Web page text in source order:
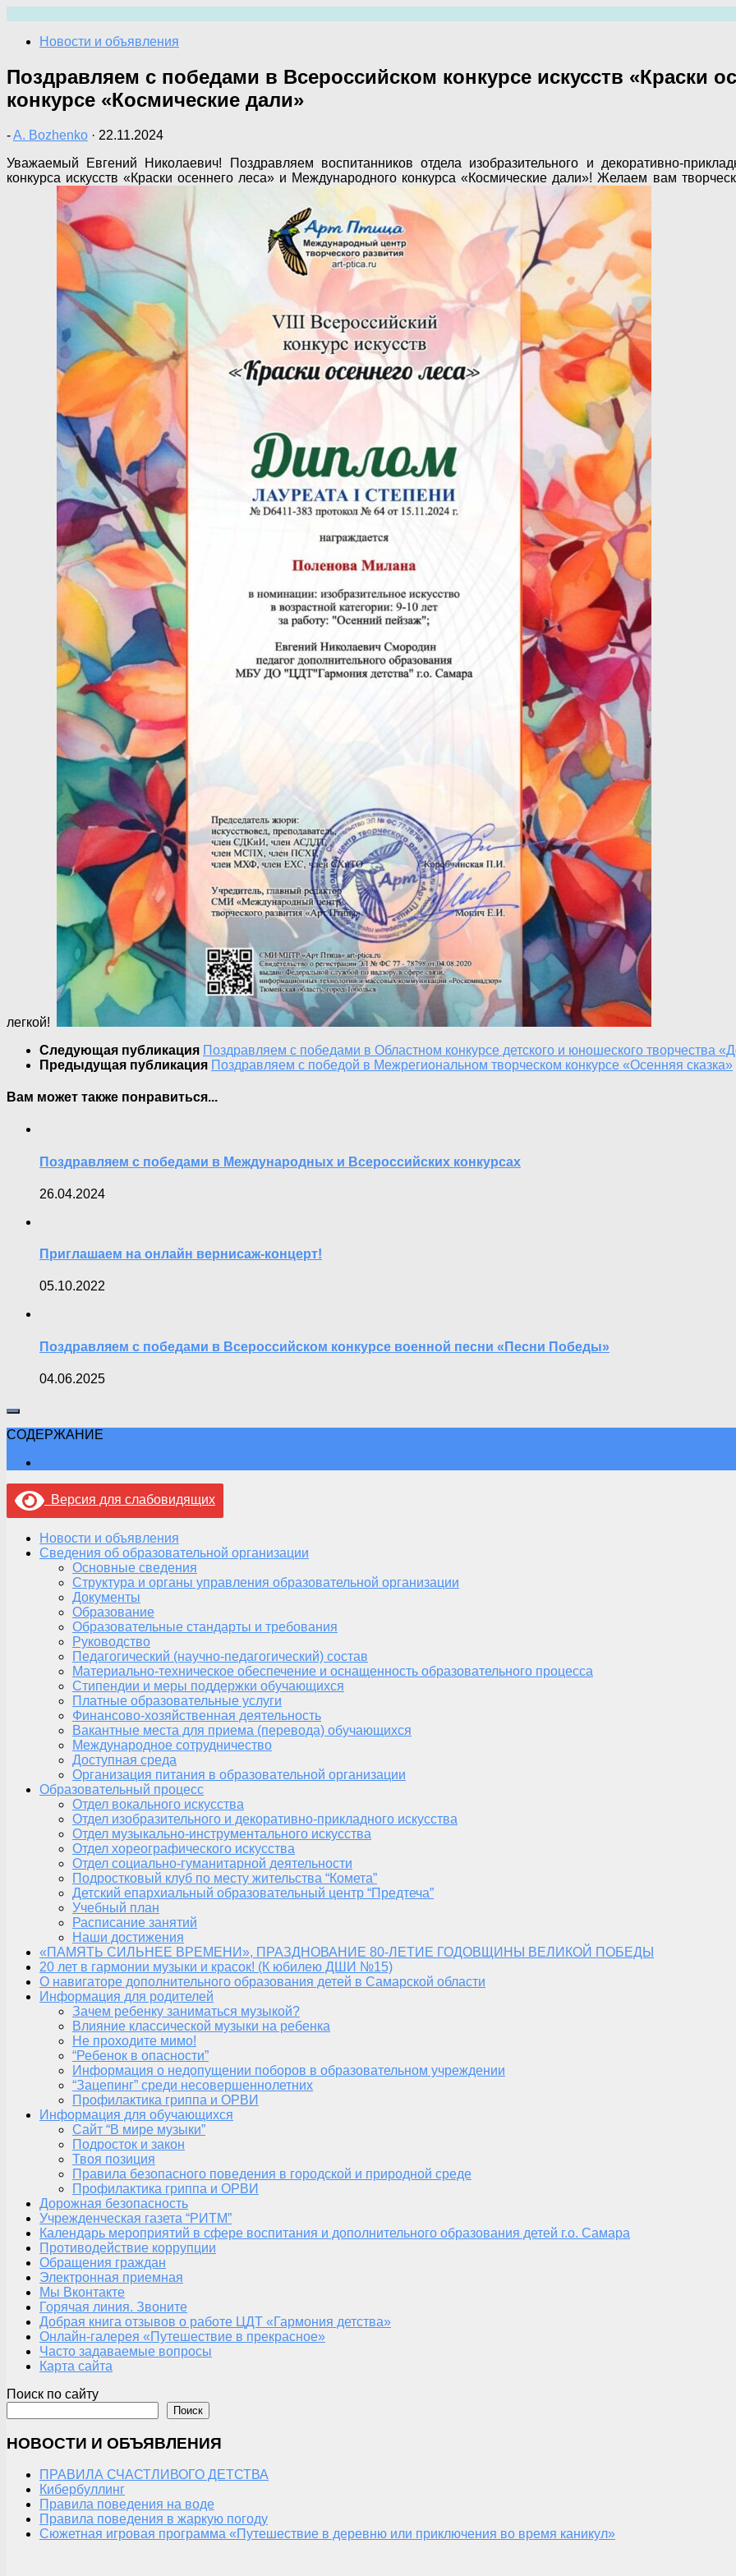
содержимому
Новости и объявления
Поздравляем с победами в Всероссийском конкурсе искусств «Краски
конкурсе «Космические дали»
-A. Bozhenko · 22.11.2024
Уважаемый Евгений Николаевич! Поздравляем воспитанников отдела изобразительного и декоративно-
конкурса искусств «Краски осеннего леса» и Международного конкурса «Космические дали»! Желаем вам
легкой!
Следующая публикация Поздравляем с победами в Областном конкурсе детского и юношеского творчества
Предыдущая публикация Поздравляем с победой в Межрегиональном творческом конкурсе «Осенняя сказка»
Вам может также понравиться...
Поздравляем с победами в Международных и Всероссийских конкурсах
26.04.2024
Приглашаем на онлайн вернисаж-концерт!
05.10.2022
Поздравляем с победами в Всероссийском конкурсе военной песни «Песни Победы»
04.06.2025
СОДЕРЖАНИЕ
Версия для слабовидящих
Новости и объявления
Сведения об образовательной организации
Основные сведения
Структура и органы управления образовательной организации
Документы
Образование
Образовательные стандарты и требования
Руководство
Педагогический (научно-педагогический) состав
Материально-техническое обеспечение и оснащенность образовательного процесса
Стипендии и меры поддержки обучающихся
Платные образовательные услуги
Финансово-хозяйственная деятельность
Вакантные места для приема (перевода) обучающихся
Международное сотрудничество
Доступная среда
Организация питания в образовательной организации
Образовательный процесс
Отдел вокального искусства
Отдел изобразительного и декоративно-прикладного искусства
Отдел музыкально-инструментального искусства
Отдел хореографического искусства
Отдел социально-гуманитарной деятельности
Подростковый клуб по месту жительства “Комета”
Детский епархиальный образовательный центр “Предтеча”
Учебный план
Расписание занятий
Наши достижения
«ПАМЯТЬ СИЛЬНЕЕ ВРЕМЕНИ», ПРАЗДНОВАНИЕ 80-ЛЕТИЕ ГОДОВЩИНЫ ВЕЛИКОЙ ПОБЕДЫ
20 лет в гармонии музыки и красок! (К юбилею ДШИ №15)
О навигаторе дополнительного образования детей в Самарской области
Информация для родителей
Зачем ребенку заниматься музыкой?
Влияние классической музыки на ребенка
Не проходите мимо!
“Ребенок в опасности”
Информация о недопущении поборов в образовательном учреждении
“Зацепинг” среди несовершеннолетних
Профилактика гриппа и ОРВИ
Информация для обучающихся
Сайт “В мире музыки”
Подросток и закон
Твоя позиция
Правила безопасного поведения в городской и природной среде
Профилактика гриппа и ОРВИ
Дорожная безопасность
Учрежденческая газета “РИТМ”
Календарь мероприятий в сфере воспитания и дополнительного образования детей г.о. Самара
Противодействие коррупции
Обращения граждан
Электронная приемная
Мы Вконтакте
Горячая линия. Звоните
Добрая книга отзывов о работе ЦДТ «Гармония детства»
Онлайн-галерея «Путешествие в прекрасное»
Часто задаваемые вопросы
Карта сайта
Поиск по сайту
Поиск
НОВОСТИ И ОБЪЯВЛЕНИЯ
ПРАВИЛА СЧАСТЛИВОГО ДЕТСТВА
Кибербуллинг
Правила поведения на воде
Правила поведения в жаркую погоду
Сюжетная игровая программа «Путешествие в деревню или приключения во время каникул»